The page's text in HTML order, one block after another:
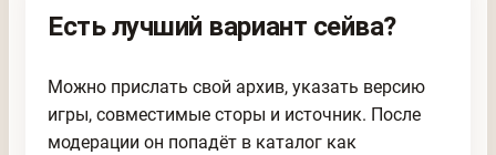
Есть лучший вариант сейва?
Можно прислать свой архив, указать версию
игры, совместимые сторы и источник. После
модерации он попадёт в каталог как